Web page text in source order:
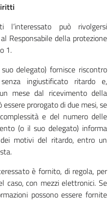
l’interessato può rivolgersi
Responsabile della protezione
1.
delegato) fornisce riscontro
ingiustificato ritardo e,
mese dal ricevimento della
prorogato di due mesi, se
e del numero delle
(o il suo delegato) informa
motivi del ritardo, entro un
è fornito, di regola, per
caso, con mezzi elettronici. Se
possono essere fornite